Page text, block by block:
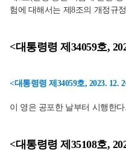
험에 대해서는 제8조의 개정규
<대통령령 제34059호,
<대통령령 제34059호, 2023. 12.
이 영은 공포한 날부터 시행한다.
<대통령령 제35108호,